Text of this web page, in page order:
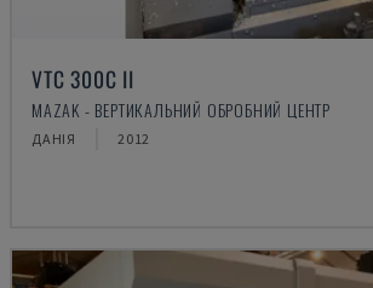
VTC 300C II
MAZAK - ВЕРТИКАЛЬНИЙ ОБРОБНИЙ ЦЕНТР
ДАНІЯ 2012